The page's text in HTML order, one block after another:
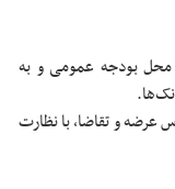
محل بودجه عمومی و به
عرضه و تقاضا، با نظارت